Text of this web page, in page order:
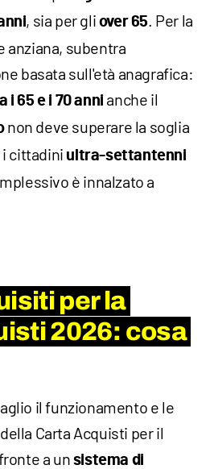
, sia per gli over 65. Per la
anziana, subentra
basata sull'età anagrafica:
i 65 e i 70 anni anche il
non deve superare la soglia
i cittadini ultra-settantenni
è innalzato a
per la
2026: cosa
il funzionamento e le
Carta Acquisti per il
a un sistema di